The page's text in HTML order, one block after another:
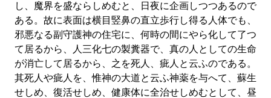
し、魔界を盛ならしめむと、日夜に企画しつつあるので
ある。故に表面は横目竪鼻の直立歩行し得る人体でも、
邪悪なる副守護神の住宅に、何時の間にやら化して了つ
て居るから、人三化七の製糞器で、真の人としての生命
が消亡して居るから、之を死人、疵人と云ふのである。
其死人や疵人を、惟神の大道と云ふ神薬を与へて、蘇生
せしめ、復活せしめ、健康体に全治せしめむとして、昼